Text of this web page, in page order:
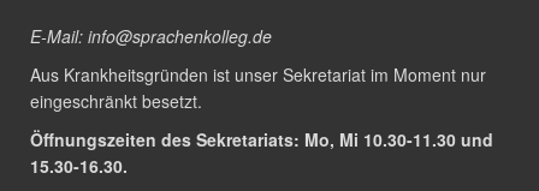
E-Mail: info@sprachenkolleg.de
Aus Krankheitsgründen ist unser Sekretariat im Moment nur
eingeschränkt besetzt.
Öffnungszeiten des Sekretariats: Mo, Mi 10.30-11.30 und
15.30-16.30.